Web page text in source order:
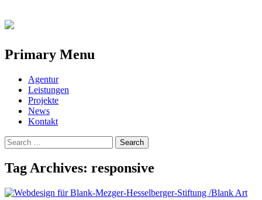
Primary Menu
Skip
content
Agentur
Leistungen
Projekte
News
Kontakt
Search
for:
Tag Archives: responsive